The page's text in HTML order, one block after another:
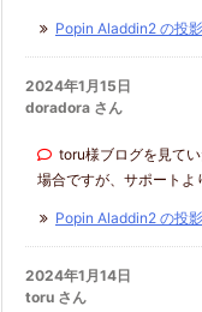
Popin Aladdin2 の投
2024年1月15日
doradora さん
toru様ブログを見て
場合ですが、サポートよ
Popin Aladdin2 の投
2024年1月14日
toru さん